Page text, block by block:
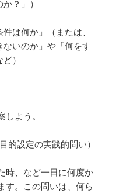
？」）
は何か」（または、
ないのか」や「何をす
）
よう。
的設定の実践的問い）
時、など一日に何度か
す。この問いは、何ら